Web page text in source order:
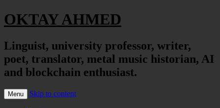
OKTAY AHMED
Linguist, university professor, writer,
poet, translator, metal music historian, AI
and blockchain enthusiast.
Menu Skip to content